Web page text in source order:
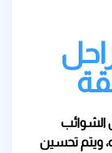
الشوائب
ويتم تحسين